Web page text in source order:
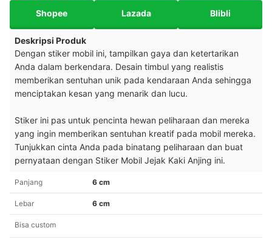
Shopee Lazada Blibli
Deskripsi Produk
Dengan stiker mobil ini, tampilkan gaya dan ketertarikan
Anda dalam berkendara. Desain timbul yang realistis
memberikan sentuhan unik pada kendaraan Anda sehingga
menciptakan kesan yang menarik dan lucu.
Stiker ini pas untuk pencinta hewan peliharaan dan mereka
yang ingin memberikan sentuhan kreatif pada mobil mereka.
Tunjukkan cinta Anda pada binatang peliharaan dan buat
pernyataan dengan Stiker Mobil Jejak Kaki Anjing ini.
Panjang 6 cm
Lebar 6 cm
Bisa custom